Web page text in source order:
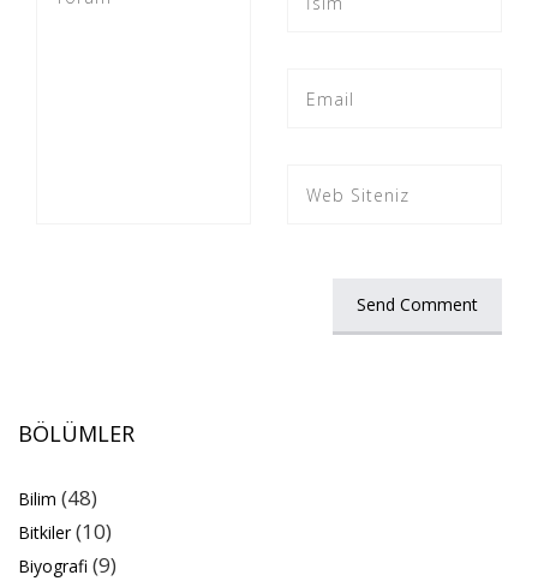
BÖLÜMLER
Bilim (48)
Bitkiler(10)
Biyografi (9)